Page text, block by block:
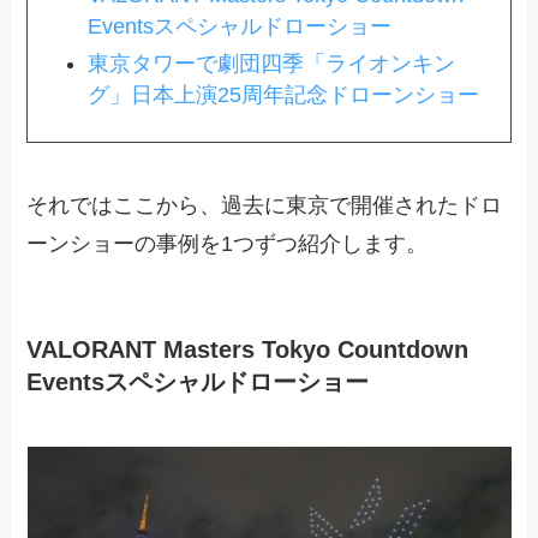
Eventsスペシャルドローショー
東京タワーで劇団四季「ライオンキン
グ」日本上演25周年記念ドローンショー
それではここから、過去に東京で開催されたドロ
ーンショーの事例を1つずつ紹介します。
VALORANT Masters Tokyo Countdown
Eventsスペシャルドローショー